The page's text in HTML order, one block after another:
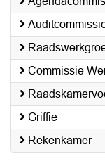
Commissie
Griffie
Rekenkamer